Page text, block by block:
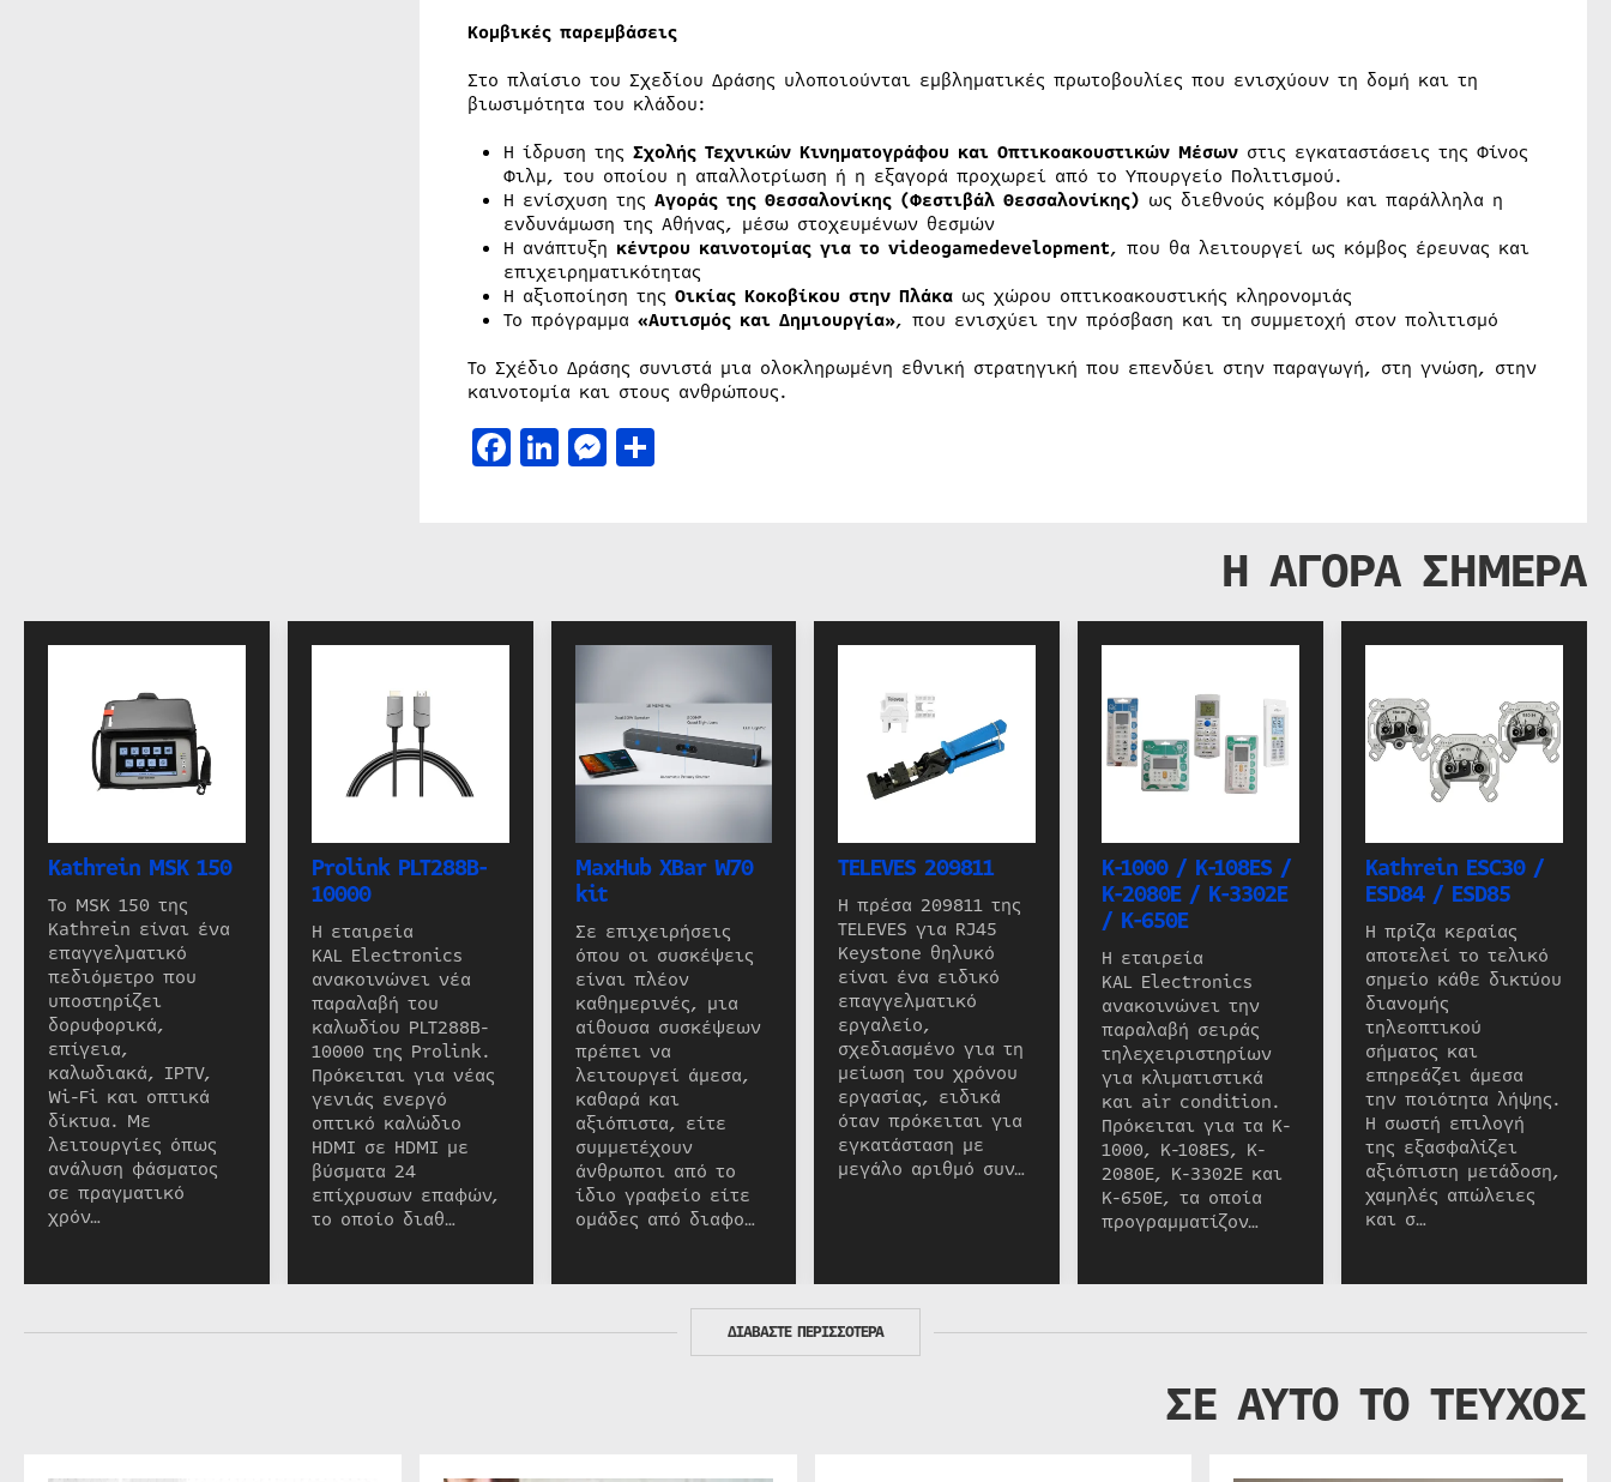
Κομβικές παρεμβάσεις
Στο πλαίσιο του Σχεδίου Δράσης υλοποιούνται εμβληματικές πρωτοβουλίες που ενισχύουν τη δομή και τη
βιωσιμότητα του κλάδου:
Η ίδρυση της Σχολής Τεχνικών Κινηματογράφου και Οπτικοακουστικών Μέσωνστις εγκαταστάσεις της Φίνος
Φιλμ, του οποίου η απαλλοτρίωση ή η εξαγορά προχωρεί από το Υπουργείο Πολιτισμού.
Η ενίσχυση της Αγοράς της Θεσσαλονίκης (Φεστιβάλ Θεσσαλονίκης) ως διεθνούς κόμβου και παράλληλα η
ενδυνάμωση της Αθήνας, μέσω στοχευμένων θεσμών
Η ανάπτυξη κέντρου καινοτομίας για το videogamedevelopment, που θα λειτουργεί ως κόμβος έρευνας και
επιχειρηματικότητας
Η αξιοποίηση της Οικίας Κοκοβίκου στην Πλάκαως χώρου οπτικοακουστικής κληρονομιάς
Το πρόγραμμα «Αυτισμός και Δημιουργία», που ενισχύει την πρόσβαση και τη συμμετοχή στον πολιτισμό
Το Σχέδιο Δράσης συνιστά μια ολοκληρωμένη εθνική στρατηγική που επενδύει στην παραγωγή, στη γνώση, στην
καινοτομία και στους ανθρώπους.
Facebook
LinkedIn
Messenger
Μοιραστείτε
Η ΑΓΟΡΑ ΣΗΜΕΡΑ
Kathrein MSK 150
Το MSK 150 της
Kathrein είναι ένα
επαγγελματικό
πεδιόμετρο που
υποστηρίζει
δορυφορικά,
επίγεια,
καλωδιακά, IPTV,
Wi-Fi και οπτικά
δίκτυα. Με
λειτουργίες όπως
ανάλυση φάσματος
σε πραγματικό
χρόν…
Prolink PLT288B-
10000
Η εταιρεία
KAL Electronics
ανακοινώνει νέα
παραλαβή του
καλωδίου PLT288B-
10000 της Prolink.
Πρόκειται για νέας
γενιάς ενεργό
οπτικό καλώδιο
HDMI σε HDMI με
βύσματα 24
επίχρυσων επαφών,
το οποίο διαθ…
MaxHub XBar W70
kit
Σε επιχειρήσεις
όπου οι συσκέψεις
είναι πλέον
καθημερινές, μια
αίθουσα συσκέψεων
πρέπει να
λειτουργεί άμεσα,
καθαρά και
αξιόπιστα, είτε
συμμετέχουν
άνθρωποι από το
ίδιο γραφείο είτε
ομάδες από διαφο…
TELEVES 209811
Η πρέσα 209811 της
TELEVES για RJ45
Keystone θηλυκό
είναι ένα ειδικό
επαγγελματικό
εργαλείο,
σχεδιασμένο για τη
μείωση του χρόνου
εργασίας, ειδικά
όταν πρόκειται για
εγκατάσταση με
μεγάλο αριθμό συν…
K-1000 / K-108ES /
K-2080E / K-3302E
/ K-650E
Η εταιρεία
KAL Electronics
ανακοινώνει την
παραλαβή σειράς
τηλεχειριστηρίων
για κλιματιστικά
και air condition.
Πρόκειται για τα K-
1000, K-108ES, K-
2080E, K-3302E και
K-650E, τα οποία
προγραμματίζον…
Kathrein ESC30 /
ESD84 / ESD85
Η πρίζα κεραίας
αποτελεί το τελικό
σημείο κάθε δικτύου
διανομής
τηλεοπτικού
σήματος και
επηρεάζει άμεσα
την ποιότητα λήψης.
Η σωστή επιλογή
της εξασφαλίζει
αξιόπιστη μετάδοση,
χαμηλές απώλειες
και σ…
ΔΙΑΒΑΣΤΕ ΠΕΡΙΣΣΟΤΕΡΑ
ΣΕ ΑΥΤΟ ΤΟ ΤΕΥΧΟΣ